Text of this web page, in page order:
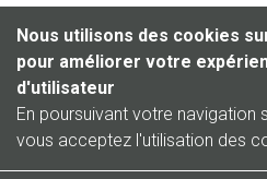
Nous utilisons des cookies
pour améliorer votre
d'utilisateur
En poursuivant votre navigation
vous acceptez l'utilisation des